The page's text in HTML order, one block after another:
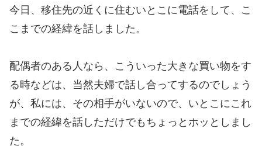
今日、移住先の近くに住むいとこに電話をして、こ
こまでの経緯を話しました。
配偶者のある人なら、こういった大きな買い物をす
る時などは、当然夫婦で話し合ってするのでしょう
が、私には、その相手がいないので、いとこにこれ
までの経緯を話しただけでもちょっとホッとしまし
た。